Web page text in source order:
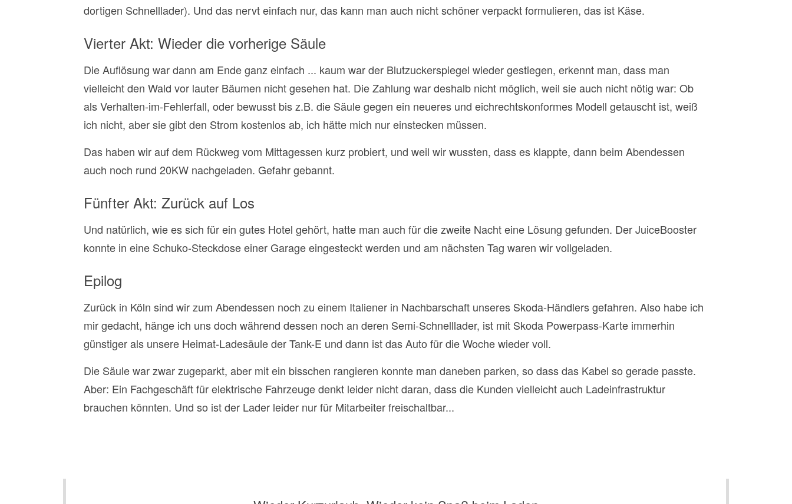
dortigen Schnelllader). Und das nervt einfach nur, das kann man auch nicht schöner verpackt formulieren, das ist Käse.
Vierter Akt: Wieder die vorherige Säule
Die Auflösung war dann am Ende ganz einfach ... kaum war der Blutzuckerspiegel wieder gestiegen, erkennt man, dass man
vielleicht den Wald vor lauter Bäumen nicht gesehen hat. Die Zahlung war deshalb nicht möglich, weil sie auch nicht nötig war: Ob
als Verhalten-im-Fehlerfall, oder bewusst bis z.B. die Säule gegen ein neueres und eichrechtskonformes Modell getauscht ist, weiß
ich nicht, aber sie gibt den Strom kostenlos ab, ich hätte mich nur einstecken müssen.
Das haben wir auf dem Rückweg vom Mittagessen kurz probiert, und weil wir wussten, dass es klappte, dann beim Abendessen
auch noch rund 20KW nachgeladen. Gefahr gebannt.
Fünfter Akt: Zurück auf Los
Und natürlich, wie es sich für ein gutes Hotel gehört, hatte man auch für die zweite Nacht eine Lösung gefunden. Der JuiceBooster
konnte in eine Schuko-Steckdose einer Garage eingesteckt werden und am nächsten Tag waren wir vollgeladen.
Epilog
Zurück in Köln sind wir zum Abendessen noch zu einem Italiener in Nachbarschaft unseres Skoda-Händlers gefahren. Also habe ich
mir gedacht, hänge ich uns doch während dessen noch an deren Semi-Schnelllader, ist mit Skoda Powerpass-Karte immerhin
günstiger als unsere Heimat-Ladesäule der Tank-E und dann ist das Auto für die Woche wieder voll.
Die Säule war zwar zugeparkt, aber mit ein bisschen rangieren konnte man daneben parken, so dass das Kabel so gerade passte.
Aber: Ein Fachgeschäft für elektrische Fahrzeuge denkt leider nicht daran, dass die Kunden vielleicht auch Ladeinfrastruktur
brauchen könnten. Und so ist der Lader leider nur für Mitarbeiter freischaltbar...